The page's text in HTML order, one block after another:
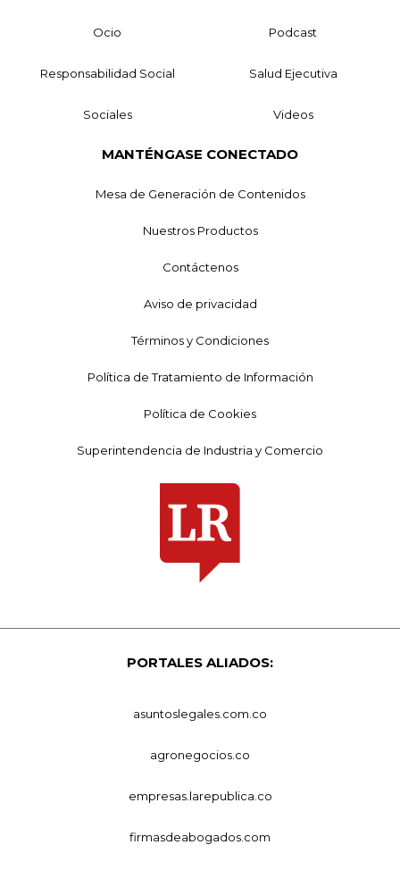
Ocio Podcast
Responsabilidad Social Salud Ejecutiva
Sociales Videos
MANTÉNGASE CONECTADO
Mesa de Generación de Contenidos
Nuestros Productos
Contáctenos
Aviso de privacidad
Términos y Condiciones
Política de Tratamiento de Información
Política de Cookies
Superintendencia de Industria y Comercio
PORTALES ALIADOS:
asuntoslegales.com.co
agronegocios.co
empresas.larepublica.co
firmasdeabogados.com